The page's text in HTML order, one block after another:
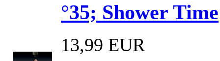
°35; Shower Time
13,99 EUR